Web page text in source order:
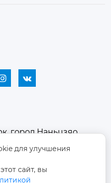

город Наньцзяо,
Цзыбо, провинция
для улучшения
сайт, вы